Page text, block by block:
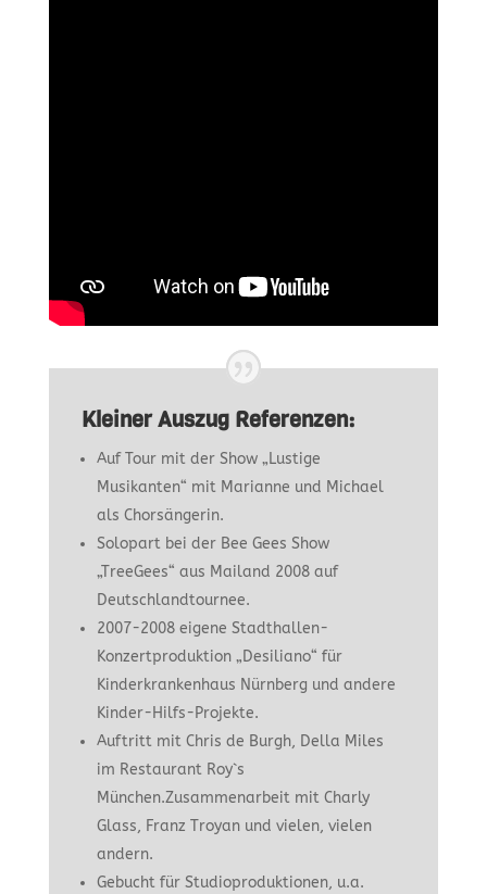
Kleiner Auszug Referenzen:
Auf Tour mit der Show „Lustige
Musikanten“ mit Marianne und Michael
als Chorsängerin.
Solopart bei der Bee Gees Show
„TreeGees“ aus Mailand 2008 auf
Deutschlandtournee.
2007-2008 eigene Stadthallen-
Konzertproduktion „Desiliano“ für
Kinderkrankenhaus Nürnberg und andere
Kinder-Hilfs-Projekte.
Auftritt mit Chris de Burgh, Della Miles
im Restaurant Roy`s
München.Zusammenarbeit mit Charly
Glass, Franz Troyan und vielen, vielen
andern.
Gebucht für Studioproduktionen, u.a.